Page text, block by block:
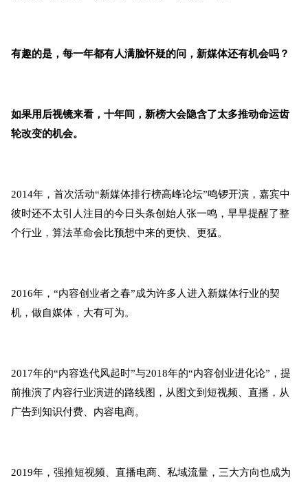
有趣的是，每一年都有人满脸怀疑的问，新媒体还有机会吗？
如果用后视镜来看，十年间，新榜大会隐含了太多推动命运齿
轮改变的机会。
2014年，首次活动“新媒体排行榜高峰论坛”鸣锣开演，嘉宾中
彼时还不太引人注目的今日头条创始人张一鸣，早早提醒了整
个行业，算法革命会比预想中来的更快、更猛。
2016年，“内容创业者之春”成为许多人进入新媒体行业的契
机，做自媒体，大有可为。
2017年的“内容迭代风起时”与2018年的“内容创业进化论”，提
前推演了内容行业演进的路线图，从图文到短视频、直播，从
广告到知识付费、内容电商。
2019年，强推短视频、直播电商、私域流量，三大方向也成为